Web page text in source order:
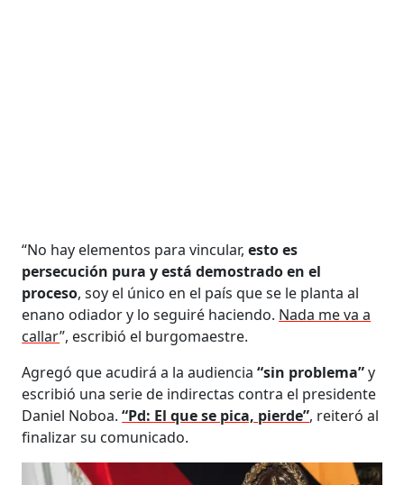
“No hay elementos para vincular,esto es
persecución pura y está demostrado en el
proceso, soy el único en el país que se le planta al
enano odiador y lo seguiré haciendo. Nada me va a
callar”, escribió el burgomaestre.
Agregó que acudirá a la audiencia“sin problema”y
escribió una serie de indirectas contra el presidente
Daniel Noboa.“Pd: El que se pica, pierde”, reiteró al
finalizar su comunicado.